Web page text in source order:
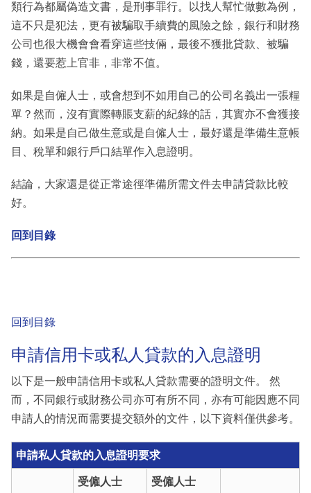
類行為都屬偽造文書，是刑事罪行。以找人幫忙做數為例，
這不只是犯法，更有被騙取手續費的風險之餘，銀行和財務
公司也很大機會會看穿這些技倆，最後不獲批貸款、被騙
錢，還要惹上官非，非常不值。
如果是自僱人士，或會想到不如用自己的公司名義出一張糧
單？然而，沒有實際轉賬支薪的紀錄的話，其實亦不會獲接
納。如果是自己做生意或是自僱人士，最好還是準備生意帳
目、稅單和銀行戶口結單作入息證明。
結論，大家還是從正常途徑準備所需文件去申請貸款比較
好。
回到目錄
回到目錄
申請信用卡或私人貸款的入息證明
以下是一般申請信用卡或私人貸款需要的證明文件。 然
而，不同銀行或財務公司亦可有所不同，亦有可能因應不同
申請人的情況而需要提交額外的文件，以下資料僅供參考。
申請私人貸款的入息證明要求
受僱人士
受僱人士